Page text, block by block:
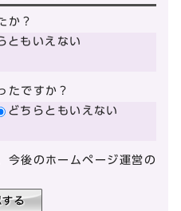
か？
ともいえない
たですか？
どちらともいえない
今後のホームページ運営の